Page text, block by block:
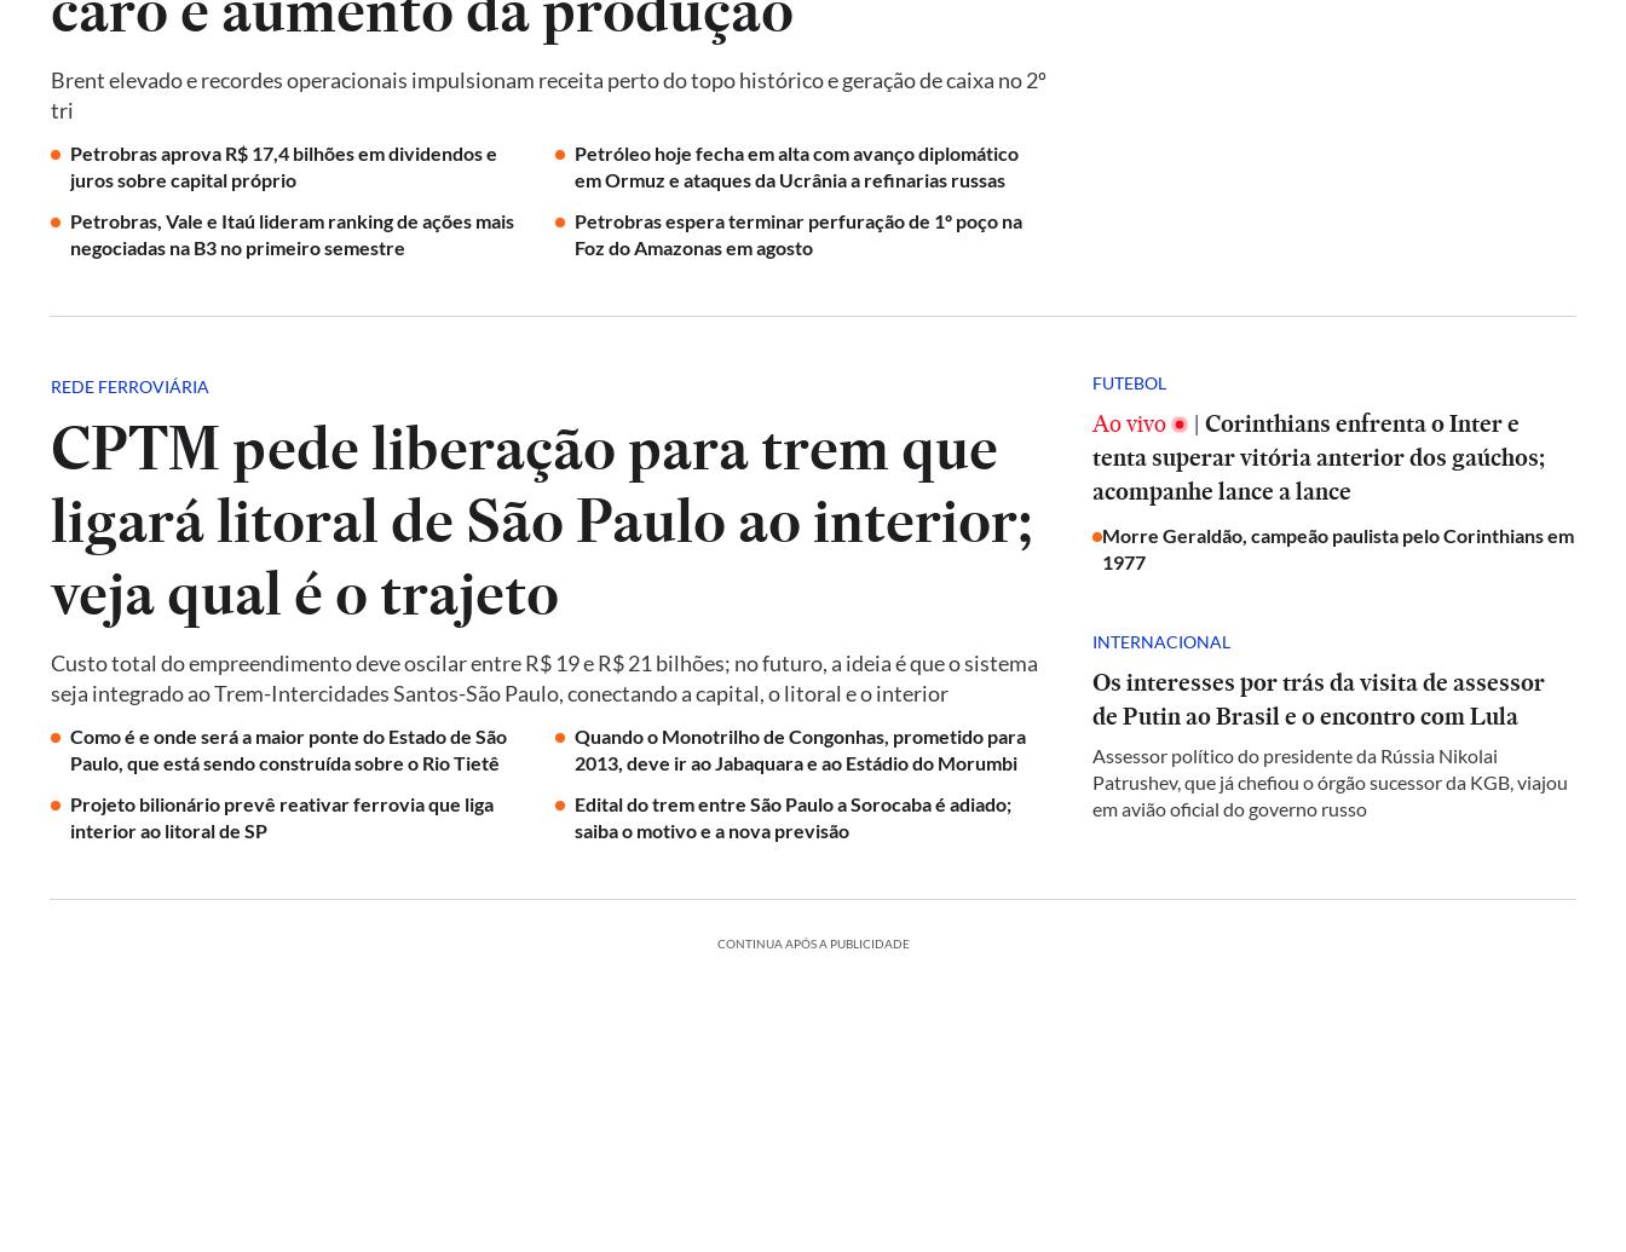
Brent elevado e recordes operacionais impulsionam receita perto do topo histórico e geração de caixa no 2º
tri
Petrobras aprova R$ 17,4 bilhões em dividendos e
juros sobre capital próprio
Petróleo hoje fecha em alta com avanço diplomático
em Ormuz e ataques da Ucrânia a refinarias russas
Petrobras, Vale e Itaú lideram ranking de ações mais
negociadas na B3 no primeiro semestre
Petrobras espera terminar perfuração de 1º poço na
Foz do Amazonas em agosto
REDE FERROVIÁRIA
CPTM pede liberação para trem que
ligará litoral de São Paulo ao interior;
veja qual é o trajeto
Custo total do empreendimento deve oscilar entre R$ 19 e R$ 21 bilhões; no futuro, a ideia é que o sistema
seja integrado ao Trem-Intercidades Santos-São Paulo, conectando a capital, o litoral e o interior
Como é e onde será a maior ponte do Estado de São
Paulo, que está sendo construída sobre o Rio Tietê
Quando o Monotrilho de Congonhas, prometido para
2013, deve ir ao Jabaquara e ao Estádio do Morumbi
Projeto bilionário prevê reativar ferrovia que liga
interior ao litoral de SP
Edital do trem entre São Paulo a Sorocaba é adiado;
saiba o motivo e a nova previsão
FUTEBOL
Ao vivo | Corinthians enfrenta o Inter e
tenta superar vitória anterior dos gaúchos;
acompanhe lance a lance
Morre Geraldão, campeão paulista pelo Corinthians em
1977
INTERNACIONAL
Os interesses por trás da visita de assessor
de Putin ao Brasil e o encontro com Lula
Assessor político do presidente da Rússia Nikolai
Patrushev, que já chefiou o órgão sucessor da KGB, viajou
em avião oficial do governo russo
CONTINUA APÓS A PUBLICIDADE